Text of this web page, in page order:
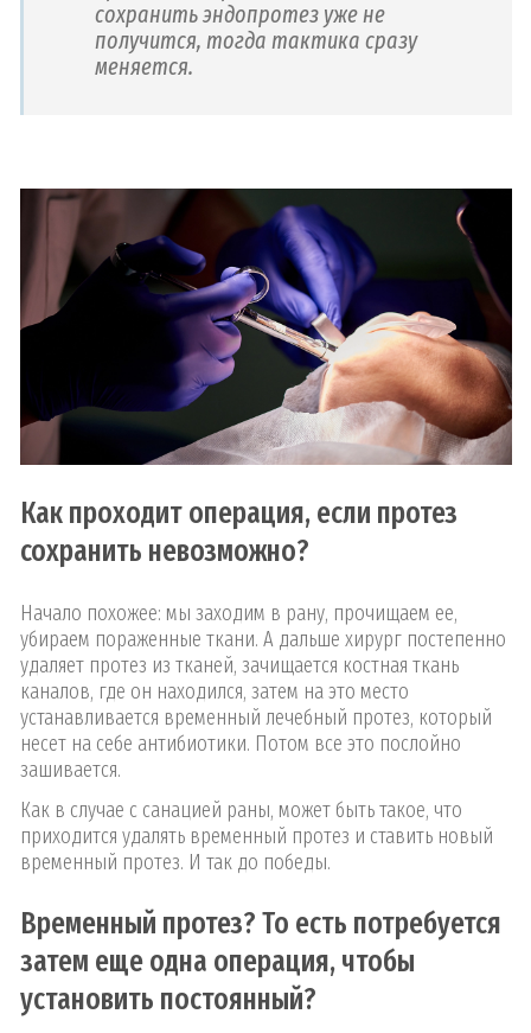
сохранить эндопротез уже не
получится, тогда тактика сразу
меняется.
Как проходит операция, если протез
сохранить невозможно?
Начало похожее: мы заходим в рану, прочищаем ее,
убираем пораженные ткани. А дальше хирург постепенно
удаляет протез из тканей, зачищается костная ткань
каналов, где он находился, затем на это место
устанавливается временный лечебный протез, который
несет на себе антибиотики. Потом все это послойно
зашивается.
Как в случае с санацией раны, может быть такое, что
приходится удалять временный протез и ставить новый
временный протез. И так до победы.
Временный протез? То есть потребуется
затем еще одна операция, чтобы
установить постоянный?